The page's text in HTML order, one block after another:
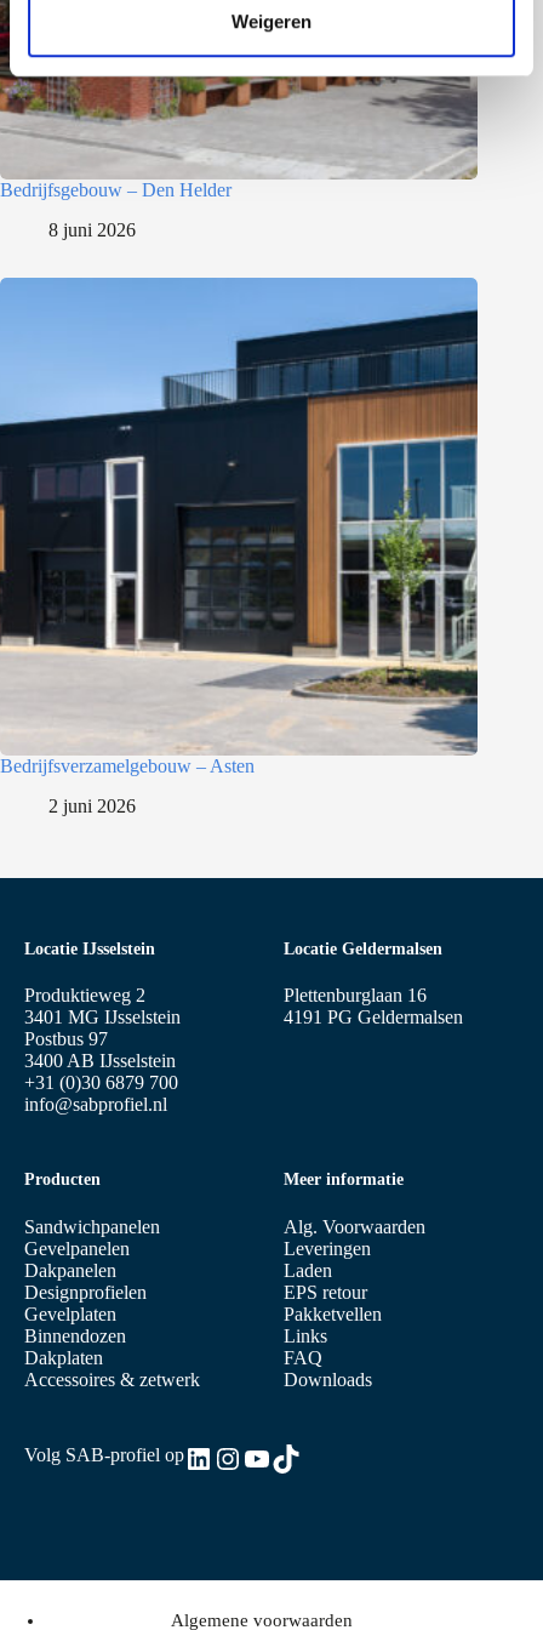
i
e
Weigeren
Bedrijfsgebouw – Den Helder
8 juni 2026
Bedrijfsverzamelgebouw – Asten
2 juni 2026
Locatie IJsselstein
Produktieweg 2
3401 MG IJsselstein
Postbus 97
3400 AB IJsselstein
+31 (0)30 6879 700
info@sabprofiel.nl
Producten
Sandwichpanelen
Gevelpanelen
Dakpanelen
Designprofielen
Gevelplaten
Binnendozen
Dakplaten
Accessoires & zetwerk
Meer informatie
Alg. Voorwaarden
Leveringen
Laden
EPS retour
Pakketvellen
Links
FAQ
Downloads
Locatie Geldermalsen
Plettenburglaan 16
4191 PG Geldermalsen
Volg SAB-profiel opLinkedIn
Instagram
YouTube
TikTok
Algemene voorwaarden